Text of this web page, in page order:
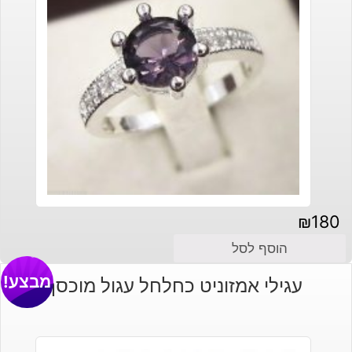
₪180
הוסף לסל
עגילי אמזוניט כחלחל עגול מוכסףמבצע!